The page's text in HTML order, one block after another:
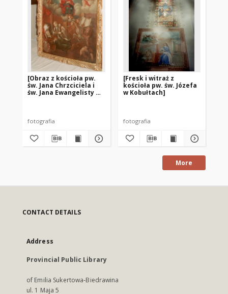
[Obraz z kościoła pw.
św. Jana Chrzciciela i
św. Jana Ewangelisty w
fotografia
[Fresk i witraż z
kościoła pw. św. Józefa
w Kobułtach]
fotografia
More
CONTACT DETAILS
Address
Provincial Public Library
of Emilia Sukertowa-Biedrawina
ul. 1 Maja 5